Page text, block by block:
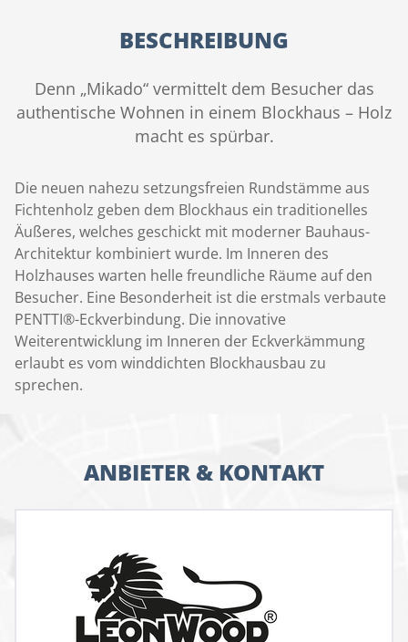
BESCHREIBUNG
Denn „Mikado“ vermittelt dem Besucher das
authentische Wohnen in einem Blockhaus – Holz
macht es spürbar.
Die neuen nahezu setzungsfreien Rundstämme aus
Fichtenholz geben dem Blockhaus ein traditionelles
Äußeres, welches geschickt mit moderner Bauhaus-
Architektur kombiniert wurde. Im Inneren des
Holzhauses warten helle freundliche Räume auf den
Besucher. Eine Besonderheit ist die erstmals verbaute
PENTTI®-Eckverbindung. Die innovative
Weiterentwicklung im Inneren der Eckverkämmung
erlaubt es vom winddichten Blockhausbau zu
sprechen.
ANBIETER & KONTAKT